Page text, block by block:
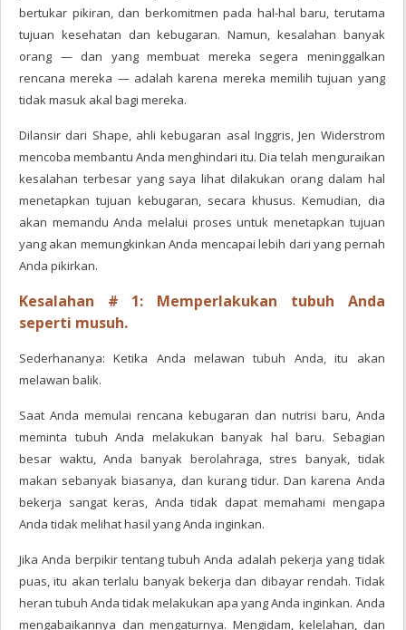
bertukar pikiran, dan berkomitmen pada hal-hal baru, terutama
tujuan kesehatan dan kebugaran. Namun, kesalahan banyak
orang — dan yang membuat mereka segera meninggalkan
rencana mereka — adalah karena mereka memilih tujuan yang
tidak masuk akal bagi mereka.
Dilansir dari Shape, ahli kebugaran asal Inggris, Jen Widerstrom
mencoba membantu Anda menghindari itu. Dia telah menguraikan
kesalahan terbesar yang saya lihat dilakukan orang dalam hal
menetapkan tujuan kebugaran, secara khusus. Kemudian, dia
akan memandu Anda melalui proses untuk menetapkan tujuan
yang akan memungkinkan Anda mencapai lebih dari yang pernah
Anda pikirkan.
Kesalahan # 1: Memperlakukan tubuh Anda
seperti musuh.
Sederhananya: Ketika Anda melawan tubuh Anda, itu akan
melawan balik.
Saat Anda memulai rencana kebugaran dan nutrisi baru, Anda
meminta tubuh Anda melakukan banyak hal baru. Sebagian
besar waktu, Anda banyak berolahraga, stres banyak, tidak
makan sebanyak biasanya, dan kurang tidur. Dan karena Anda
bekerja sangat keras, Anda tidak dapat memahami mengapa
Anda tidak melihat hasil yang Anda inginkan.
Jika Anda berpikir tentang tubuh Anda adalah pekerja yang tidak
puas, itu akan terlalu banyak bekerja dan dibayar rendah. Tidak
heran tubuh Anda tidak melakukan apa yang Anda inginkan. Anda
mengabaikannya dan mengaturnya. Mengidam, kelelahan, dan